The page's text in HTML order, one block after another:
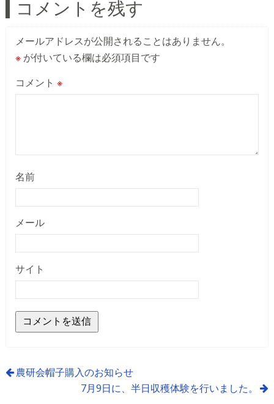
コメントを残す
メールアドレスが公開されることはありません。
※が付いている欄は必須項目です
コメント ※
名前
メール
サイト
農研会帽子購入のお知らせ
7月9日に、半日収穫体験を行いました。